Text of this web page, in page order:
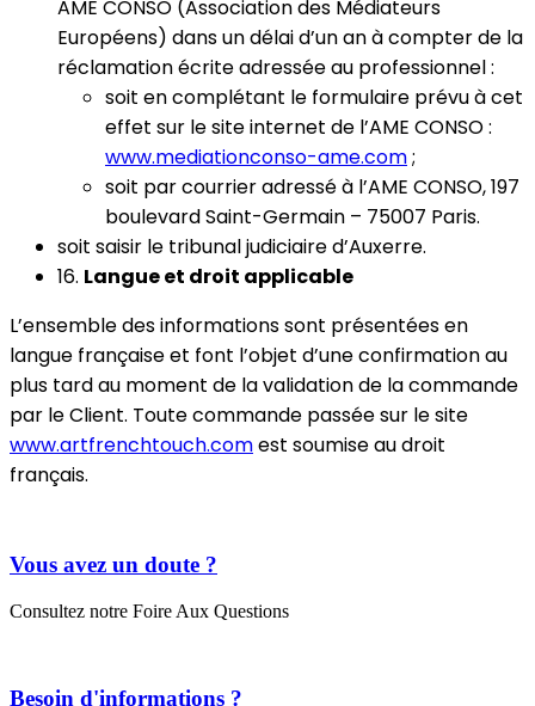
AME CONSO (Association des Médiateurs
Européens) dans un délai d’un an à compter de la
réclamation écrite adressée au professionnel :
soit en complétant le formulaire prévu à cet
effet sur le site internet de l’AME CONSO :
www.mediationconso-ame.com;
soit par courrier adressé à l’AME CONSO, 197
boulevard Saint-Germain – 75007 Paris.
soit saisir le tribunal judiciaire d’Auxerre.
16. Langue et droit applicable
L’ensemble des informations sont présentées en
langue française et font l’objet d’une confirmation au
plus tard au moment de la validation de la commande
par le Client. Toute commande passée sur le site
www.artfrenchtouch.comest soumise au droit
français.
Vous avez un doute ?
Consultez notre Foire Aux Questions
Besoin d'informations ?